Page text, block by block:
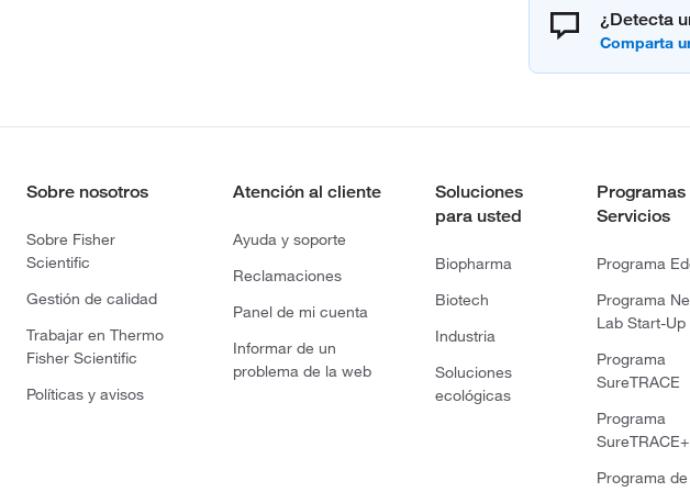
¿Detecta
Sobre nosotros
Sobre Fisher
Scientific
Gestión de calidad
Trabajar en Thermo
Fisher Scientific
Políticas y avisos
Atención al cliente
Ayuda y soporte
Reclamaciones
Panel de mi cuenta
Informar de un
problema de la web
Soluciones
para usted
Biopharma
Biotech
Industria
Soluciones
ecológicas
Programas
Servicios
Programa
Programa
Lab Start-Up
Programa
SureTRACE
Programa
SureTRACE+
Programa de